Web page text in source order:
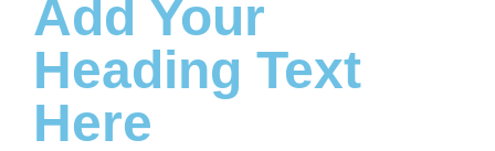
Add Your
Heading Text
Here